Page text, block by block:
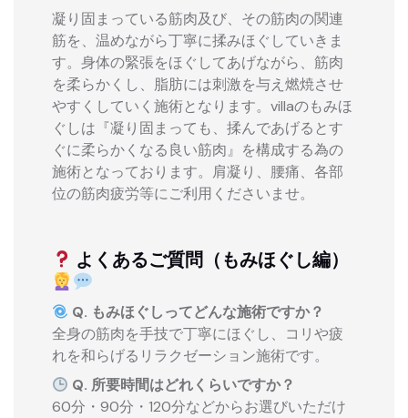
凝り固まっている筋肉及び、その筋肉の関連
筋を、温めながら丁寧に揉みほぐしていきま
す。身体の緊張をほぐしてあげながら、筋肉
を柔らかくし、脂肪には刺激を与え燃焼させ
やすくしていく施術となります。villaのもみほ
ぐしは『凝り固まっても、揉んであげるとす
ぐに柔らかくなる良い筋肉』を構成する為の
施術となっております。肩凝り、腰痛、各部
位の筋肉疲労等にご利用くださいませ。
よくあるご質問（もみほぐし編）
Q. もみほぐしってどんな施術ですか？
全身の筋肉を手技で丁寧にほぐし、コリや疲
れを和らげるリラクゼーション施術です。
Q. 所要時間はどれくらいですか？
60分・90分・120分などからお選びいただけ